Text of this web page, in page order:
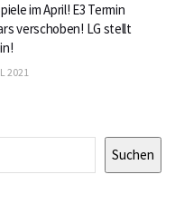
im April! E3 Termin
verschoben! LG stellt
2021
Suchen